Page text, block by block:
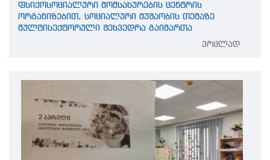
ფსიქოსოციალური მომსახურების ცენტრის
ორგანიზებით, სოციალური მუშაობის თემაზე
მულტისექტორული შეხვედრა გაიმართა
ვრცლად